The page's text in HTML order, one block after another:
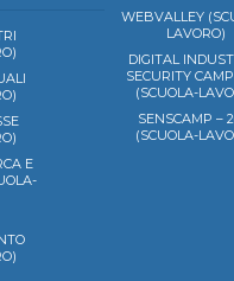
E
WEBVALLEY
LAVORO)
DIGITAL
SECURITY
(SCUOLA-
SENSCAMP –
(SCUOLA-